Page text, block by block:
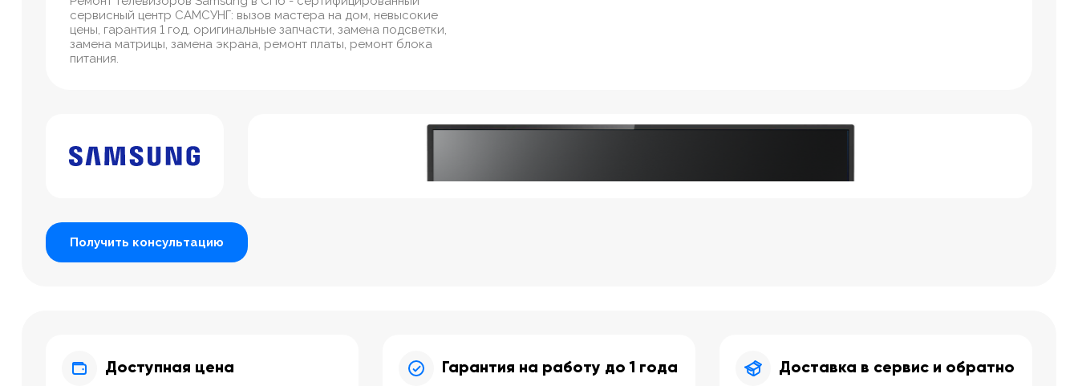
сервисный центр САМСУНГ: вызов мастера на дом, невысокие
цены, гарантия 1 год, оригинальные запчасти, замена подсветки,
замена матрицы, замена экрана, ремонт платы, ремонт блока
питания.
Получить консультацию
Доступная цена Гарантия на работу до 1 года Доставка в сервис и обратно